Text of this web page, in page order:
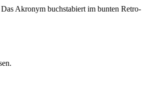
Akronym buchstabiert im bunten Retro-